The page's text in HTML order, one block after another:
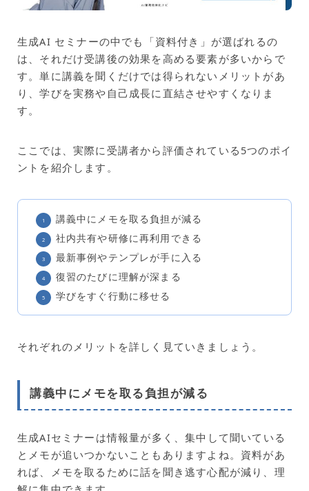
生成AI セミナーの中でも「資料付き」が選ばれるの
は、それだけ受講後の効果を高める要素が多いからで
す。単に講義を聞くだけでは得られないメリットがあ
り、学びを実務や自己成長に直結させやすくなりま
す。
ここでは、実際に受講者から評価されている5つのポイ
ントを紹介します。
講義中にメモを取る負担が減る
社内共有や研修に再利用できる
最新事例やテンプレが手に入る
復習のたびに理解が深まる
学びをすぐ行動に移せる
それぞれのメリットを詳しく見ていきましょう。
講義中にメモを取る負担が減る
生成AIセミナーは情報量が多く、集中して聞いている
とメモが追いつかないこともありますよね。資料があ
れば、メモを取るために話を聞き逃す心配が減り、理